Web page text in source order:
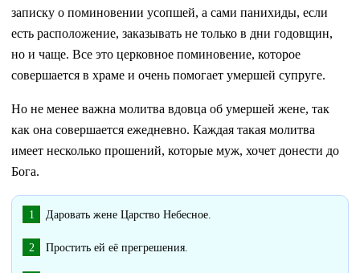
записку о поминовении усопшей, а сами панихиды, если
есть расположение, заказывать не только в дни годовщин,
но и чаще. Все это церковное поминовение, которое
совершается в храме и очень помогает умершей супруге.
Но не менее важна молитва вдовца об умершей жене, так
как она совершается ежедневно. Каждая такая молитва
имеет несколько прошений, которые муж, хочет донести до
Бога.
Даровать жене Царство Небесное.
Простить ей её прегрешения.